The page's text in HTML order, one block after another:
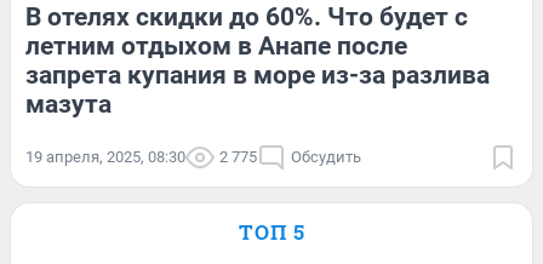
В отелях скидки до 60%. Что будет с
летним отдыхом в Анапе после
запрета купания в море из-за разлива
мазута
19 апреля, 2025, 08:30 2 775 Обсудить
ТОП 5